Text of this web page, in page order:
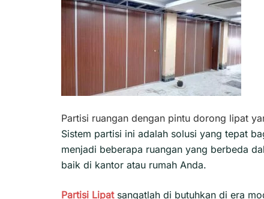
Partisi ruangan dengan pintu dorong lipat
Sistem partisi ini adalah solusi yang tepat
menjadi beberapa ruangan yang berbeda
baik di kantor atau rumah Anda.
Partisi Lipatsangatlah di butuhkan di era